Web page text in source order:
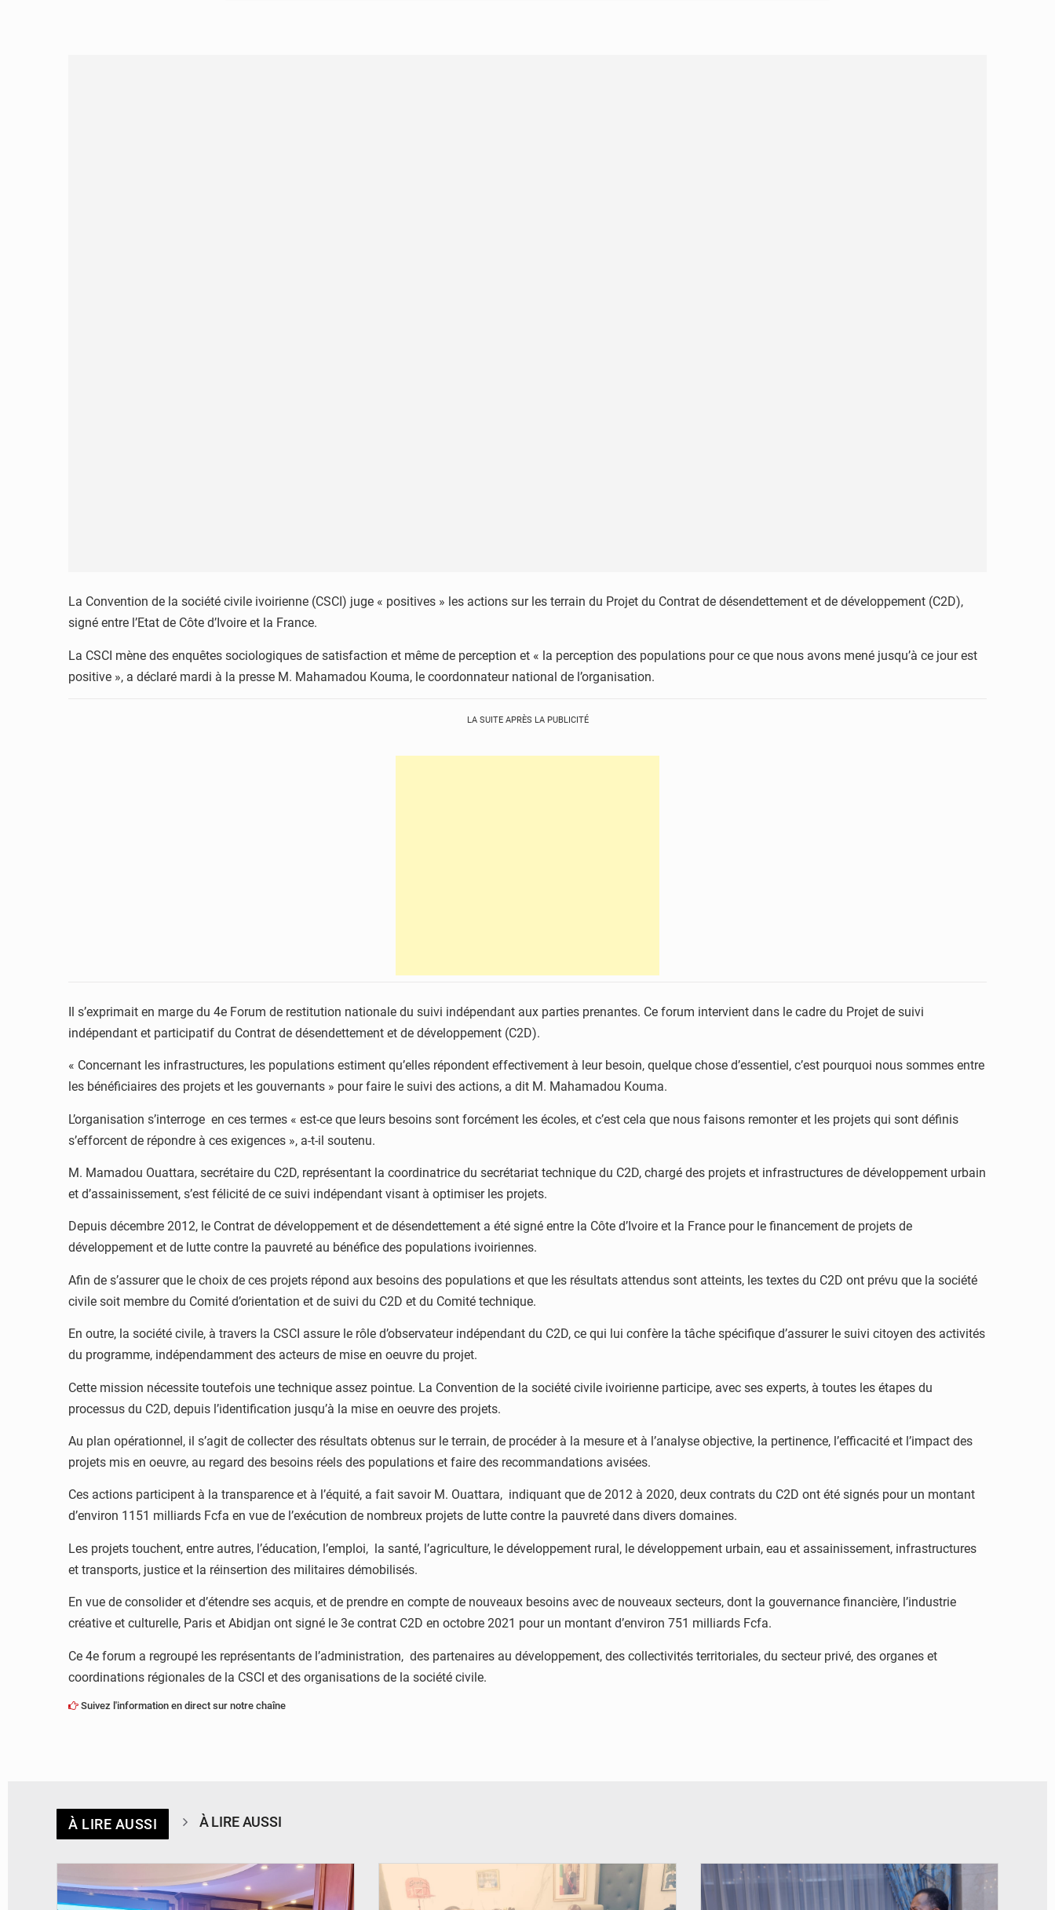
La Convention de la société civile ivoirienne (CSCI) juge « positives » les actions sur les terrain du Projet du Contrat de désendettement et de développement (C2D),
signé entre l’Etat de Côte d’Ivoire et la France.
La CSCI mène des enquêtes sociologiques de satisfaction et même de perception et « la perception des populations pour ce que nous avons mené jusqu’à ce jour est
positive », a déclaré mardi à la presse M. Mahamadou Kouma, le coordonnateur national de l’organisation.
LA SUITE APRÈS LA PUBLICITÉ
Il s’exprimait en marge du 4e Forum de restitution nationale du suivi indépendant aux parties prenantes. Ce forum intervient dans le cadre du Projet de suivi
indépendant et participatif du Contrat de désendettement et de développement (C2D).
« Concernant les infrastructures, les populations estiment qu’elles répondent effectivement à leur besoin, quelque chose d’essentiel, c’est pourquoi nous sommes entre
les bénéficiaires des projets et les gouvernants » pour faire le suivi des actions, a dit M. Mahamadou Kouma.
L’organisation s’interroge en ces termes « est-ce que leurs besoins sont forcément les écoles, et c’est cela que nous faisons remonter et les projets qui sont définis
s’efforcent de répondre à ces exigences », a-t-il soutenu.
M. Mamadou Ouattara, secrétaire du C2D, représentant la coordinatrice du secrétariat technique du C2D, chargé des projets et infrastructures de développement urbain
et d’assainissement, s’est félicité de ce suivi indépendant visant à optimiser les projets.
Depuis décembre 2012, le Contrat de développement et de désendettement a été signé entre la Côte d’Ivoire et la France pour le financement de projets de
développement et de lutte contre la pauvreté au bénéfice des populations ivoiriennes.
Afin de s’assurer que le choix de ces projets répond aux besoins des populations et que les résultats attendus sont atteints, les textes du C2D ont prévu que la société
civile soit membre du Comité d’orientation et de suivi du C2D et du Comité technique.
En outre, la société civile, à travers la CSCI assure le rôle d’observateur indépendant du C2D, ce qui lui confère la tâche spécifique d’assurer le suivi citoyen des activités
du programme, indépendamment des acteurs de mise en oeuvre du projet.
Cette mission nécessite toutefois une technique assez pointue. La Convention de la société civile ivoirienne participe, avec ses experts, à toutes les étapes du
processus du C2D, depuis l’identification jusqu’à la mise en oeuvre des projets.
Au plan opérationnel, il s’agit de collecter des résultats obtenus sur le terrain, de procéder à la mesure et à l’analyse objective, la pertinence, l’efficacité et l’impact des
projets mis en oeuvre, au regard des besoins réels des populations et faire des recommandations avisées.
Ces actions participent à la transparence et à l’équité, a fait savoir M. Ouattara, indiquant que de 2012 à 2020, deux contrats du C2D ont été signés pour un montant
d’environ 1151 milliards Fcfa en vue de l’exécution de nombreux projets de lutte contre la pauvreté dans divers domaines.
Les projets touchent, entre autres, l’éducation, l’emploi, la santé, l’agriculture, le développement rural, le développement urbain, eau et assainissement, infrastructures
et transports, justice et la réinsertion des militaires démobilisés.
En vue de consolider et d’étendre ses acquis, et de prendre en compte de nouveaux besoins avec de nouveaux secteurs, dont la gouvernance financière, l’industrie
créative et culturelle, Paris et Abidjan ont signé le 3e contrat C2D en octobre 2021 pour un montant d’environ 751 milliards Fcfa.
Ce 4e forum a regroupé les représentants de l’administration, des partenaires au développement, des collectivités territoriales, du secteur privé, des organes et
coordinations régionales de la CSCI et des organisations de la société civile.
Suivez l'information en direct sur notre chaîne
À LIRE AUSSI À LIRE AUSSI